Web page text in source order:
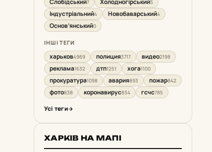
Слобідський7 Холодногірський5
Індустріальний4 Новобаварський4
Основ’янський0
ІНШІ ТЕГИ
харьков4969 полиция3717 видео2198
реклама1632 дтп1251 хога1100
прокуратура1098 авария893 пожар842
фото838 коронавирус834 гсчс785
Усі теги
ХАРКІВ НА МАПІ